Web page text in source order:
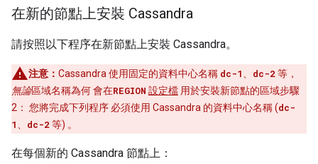
在新的節點上安裝 Cassandra
請按照以下程序在新節點上安裝 Cassandra。
注意： Cassandra 使用固定的資料中心名稱 dc-1 dc-2等，
無論區域名稱為何 會在REGION 設定檔 用於安裝新節點的區域步驟
2： 您將完成下列程序 必須使用 Cassandra 的資料中心名稱 (dc-
1
dc-2等) 。
在每個新的 Cassandra 節點上：